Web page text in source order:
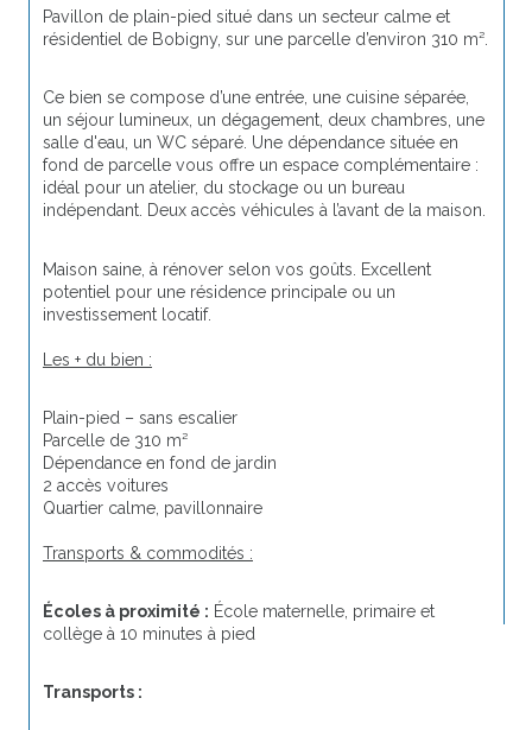
Pavillon de plain-pied situé dans un secteur calme et
résidentiel de Bobigny, sur une parcelle d’environ 310 m².
Ce bien se compose d’une entrée, une cuisine séparée,
un séjour lumineux, un dégagement, deux chambres, une
salle d'eau, un WC séparé. Une dépendance située en
fond de parcelle vous offre un espace complémentaire :
idéal pour un atelier, du stockage ou un bureau
indépendant. Deux accès véhicules à l’avant de la maison.
Maison saine, à rénover selon vos goûts. Excellent
potentiel pour une résidence principale ou un
investissement locatif.
Les + du bien :
Plain-pied – sans escalier
Parcelle de 310 m²
Dépendance en fond de jardin
2 accès voitures
Quartier calme, pavillonnaire
Transports & commodités :
Écoles à proximité : École maternelle, primaire et
collège à 10 minutes à pied
Transports :